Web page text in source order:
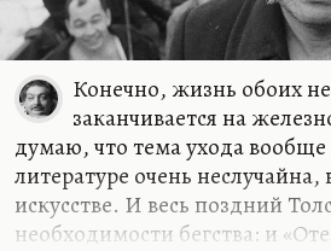
Конечно, жизнь обоих
заканчивается на
думаю, что тема ухода вообще
литературе очень неслучайна,
искусстве. И весь поздний
необходимости бегства: и